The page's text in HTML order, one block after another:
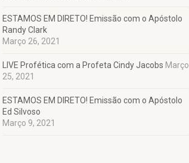
ESTAMOS EM DIRETO! Emissão com o Apóstolo
Randy Clark
Março 26, 2021
LIVE Profética com a Profeta Cindy Jacobs Março
25, 2021
ESTAMOS EM DIRETO! Emissão com o Apóstolo
Ed Silvoso
Março 9, 2021